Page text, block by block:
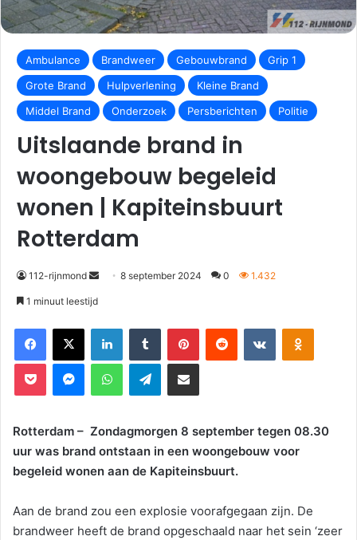
Ambulance Brandweer Gebouwbrand
Grip 1
Grote Brand
Hulpverlening
Kleine Brand
Middel Brand
Onderzoek Persberichten Politie
Uitslaande brand in
woongebouw begeleid
wonen | Kapiteinsbuurt
Rotterdam
112-rijnmond 8 september 2024 0 1.432
1 minuut leestijd
Facebook
X LinkedInTumblr PinterestReddit VKontakteOdnoklassniki
Pocket MessengerWhatsAppTelegramDeel via E-mail
Rotterdam – Zondagmorgen 8 september tegen 08.30
uur was brand ontstaan in een woongebouw voor
begeleid wonen aan de Kapiteinsbuurt.
Aan de brand zou een explosie voorafgegaan zijn. De
brandweer heeft de brand opgeschaald naar het sein ‘zeer